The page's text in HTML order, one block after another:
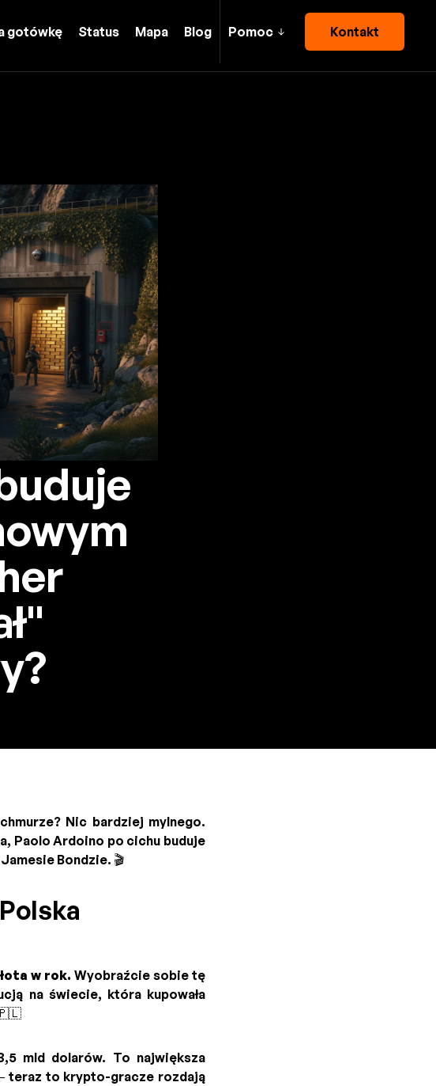
gotówkę Status Mapa Blog Pomoc Kontakt
Nic bardziej mylnego.
Paolo Ardoino po cichu buduje
Bondzie. 🎬
w rok. Wyobraźcie sobie tę
na świecie, która kupowała
🇵🇱
mld dolarów. To największa
teraz to krypto-gracze rozdają